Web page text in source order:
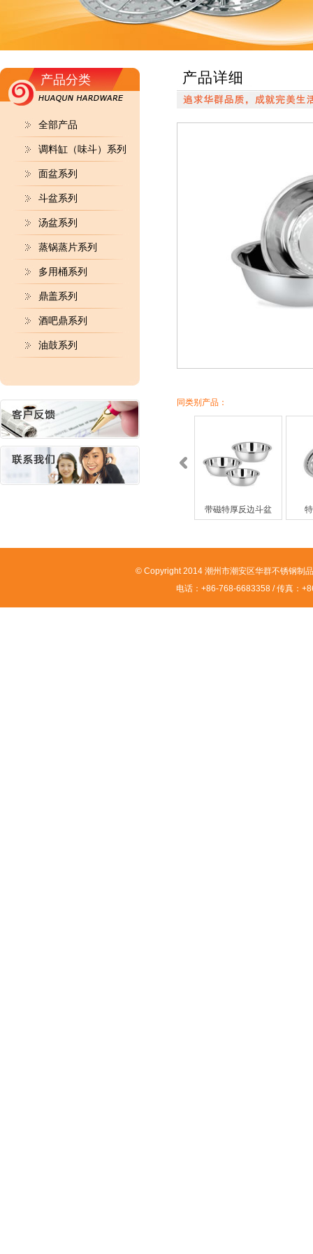
产品分类
全部产品
调料缸（味斗）系列
面盆系列
斗盆系列
汤盆系列
蒸锅蒸片系列
多用桶系列
鼎盖系列
酒吧鼎系列
油鼓系列
产品详细
同类别产品：
带磁特厚反边斗盆
© Copyright 2014 潮州市潮安区华群不锈钢制
电话：+86-768-6683358 / 传真：